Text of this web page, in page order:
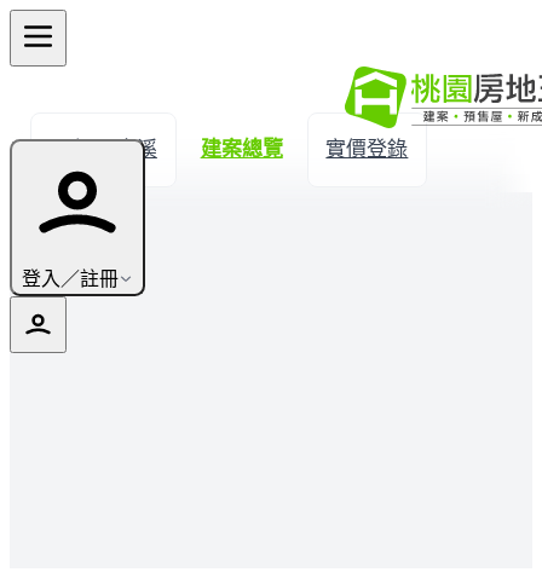
登入／註冊
← 返回大溪 建案總覽 實價登錄